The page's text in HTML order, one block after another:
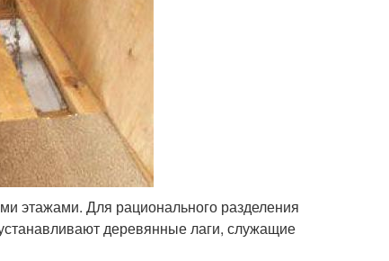
этажами. Для рационального разделения
деревянные лаги, служащие